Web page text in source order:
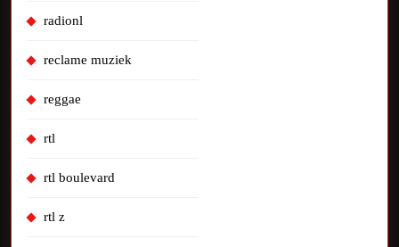
radionl
reclame muziek
reggae
rtl
rtl boulevard
rtl z